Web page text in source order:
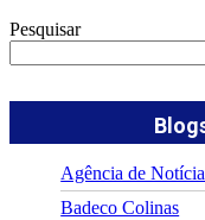
Pesquisar
Agência de
Badeco Colinas